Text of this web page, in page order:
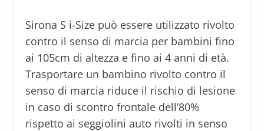
Sirona S i-Size può essere utilizzato rivolto
contro il senso di marcia per bambini fino
ai 105cm di altezza e fino ai 4 anni di età.
Trasportare un bambino rivolto contro il
senso di marcia riduce il rischio di lesione
in caso di scontro frontale dell’80%
rispetto ai seggiolini auto rivolti in senso